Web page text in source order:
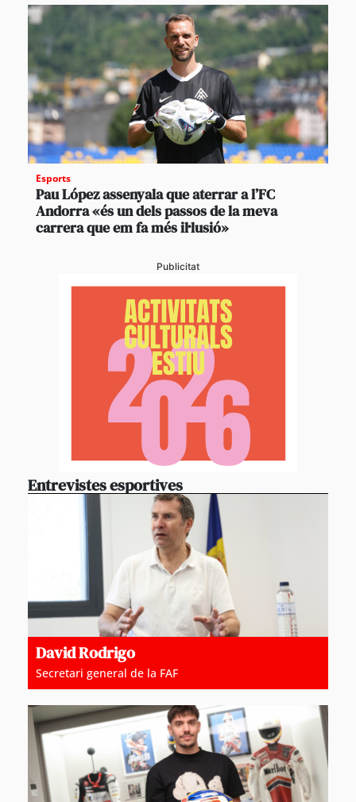
Esports
Pau López assenyala que aterrar a l’FC
Andorra «és un dels passos de la meva
carrera que em fa més il·lusió»
Publicitat
Entrevistes esportives
David Rodrigo
Secretari general de la FAF